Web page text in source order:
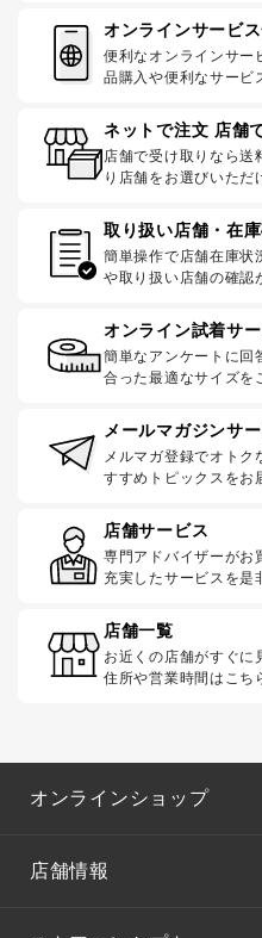
オンラインサービ
便利なオンラインサ
品購入や便利なサービ
ネットで注文 店舗
店舗で受け取りなら送
り店舗をお選びいただ
取り扱い店舗・在
簡単操作で店舗在庫状
や取り扱い店舗の確認
オンライン試着サ
簡単なアンケートに回
合った最適なサイズを
メールマガジンサ
メルマガ登録でオトク
すすめトピックスをお
店舗サービス
専門アドバイザーがお
充実したサービスを是
店舗一覧
お近くの店舗がすぐに
住所や営業時間はこち
オンラインショップ
店舗情報